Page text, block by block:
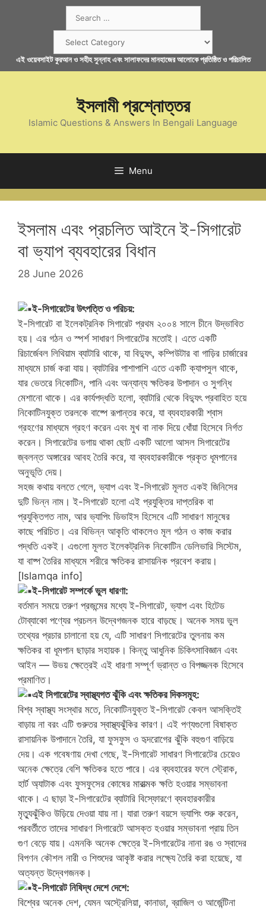
for:
এই ওয়েবসাইট কুরআন ও সহীহ সুন্নাহ এবং সালাফদের মানহাজের আলোকে প্রতিষ্ঠিত ও পরিচালিত
ইসলামী প্রশ্নোত্তর
Islamic Questions & Answers In Bengali Language
Menu
ইসলাম এবং প্রচলিত আইনে ই-সিগারেট
বা ভ্যাপ ব্যবহারের বিধান
28 June 2026
ই-সিগারেটের উৎপত্তি ও পরিচয়:
ই-সিগারেট বা ইলেকট্রনিক সিগারেট প্রথম ২০০৪ সালে চীনে উদ্ভাবিত
হয়। এর গঠন ও স্পর্শ সাধারণ সিগারেটের মতোই। এতে একটি
রিচার্জেবল লিথিয়াম ব্যাটারি থাকে, যা বিদ্যুৎ, কম্পিউটার বা গাড়ির চার্জারের
মাধ্যমে চার্জ করা যায়। ব্যাটারির পাশাপাশি এতে একটি ক্যাপসুল থাকে,
যার ভেতরে নিকোটিন, পানি এবং অন্যান্য ক্ষতিকর উপাদান ও সুগন্ধি
মেশানো থাকে। এর কার্যপদ্ধতি হলো, ব্যাটারি থেকে বিদ্যুৎ প্রবাহিত হয়ে
নিকোটিনযুক্ত তরলকে বাষ্পে রূপান্তর করে, যা ব্যবহারকারী শ্বাস
গ্রহণের মাধ্যমে গ্রহণ করেন এবং মুখ বা নাক দিয়ে ধোঁয়া হিসেবে নির্গত
করেন। সিগারেটের ডগায় থাকা ছোট একটি আলো আসল সিগারেটের
জ্বলন্ত অঙ্গারের আবহ তৈরি করে, যা ব্যবহারকারীকে প্রকৃত ধূমপানের
অনুভূতি দেয়।
সহজ কথায় বলতে গেলে, ভ্যাপ এবং ই-সিগারেট মূলত একই জিনিসের
দুটি ভিন্ন নাম। ই-সিগারেট হলো এই প্রযুক্তির দাপ্তরিক বা
প্রযুক্তিগত নাম, আর ভ্যাপিং ডিভাইস হিসেবে এটি সাধারণ মানুষের
কাছে পরিচিত। এর বিভিন্ন আকৃতি থাকলেও মূল গঠন ও কাজ করার
পদ্ধতি একই। এগুলো মূলত ইলেকট্রনিক নিকোটিন ডেলিভারি সিস্টেম,
যা বাষ্প তৈরির মাধ্যমে শরীরে ক্ষতিকর রাসায়নিক প্রবেশ করায়।
[Islamqa info]
ই-সিগারেট সম্পর্কে ভুল ধারণা:
বর্তমান সময়ে তরুণ প্রজন্মের মধ্যে ই-সিগারেট, ভ্যাপ এবং হিটেড
টোব্যাকো পণ্যের প্রচলন উদ্বেগজনক হারে বাড়ছে। অনেক সময় ভুল
তথ্যের প্রচার চালানো হয় যে, এটি সাধারণ সিগারেটের তুলনায় কম
ক্ষতিকর বা ধূমপান ছাড়ার সহায়ক। কিন্তু আধুনিক চিকিৎসাবিজ্ঞান এবং
আইন — উভয় ক্ষেত্রেই এই ধারণা সম্পূর্ণ ভ্রান্ত ও বিপজ্জনক হিসেবে
প্রমাণিত।
এই সিগারেটের স্বাস্থ্যগত ঝুঁকি এবং ক্ষতিকর দিকসমূহ:
বিশ্ব স্বাস্থ্য সংস্থার মতে, নিকোটিনযুক্ত ই-সিগারেট কেবল আসক্তিই
বাড়ায় না বরং এটি গুরুতর স্বাস্থ্যঝুঁকির কারণ। এই পণ্যগুলো বিষাক্ত
রাসায়নিক উপাদানে তৈরি, যা ফুসফুস ও হৃদরোগের ঝুঁকি বহুগুণ বাড়িয়ে
দেয়। এক গবেষণায় দেখা গেছে, ই-সিগারেট সাধারণ সিগারেটের চেয়েও
অনেক ক্ষেত্রে বেশি ক্ষতিকর হতে পারে। এর ব্যবহারের ফলে স্ট্রোক,
হার্ট অ্যাটাক এবং ফুসফুসের কোষের মারাত্মক ক্ষতি হওয়ার সম্ভাবনা
থাকে। এ ছাড়া ই-সিগারেটের ব্যাটারি বিস্ফোরণে ব্যবহারকারীর
মৃত্যুঝুঁকিও উড়িয়ে দেওয়া যায় না। যারা তরুণ বয়সে ভ্যাপিং শুরু করেন,
পরবর্তীতে তাদের সাধারণ সিগারেটে আসক্ত হওয়ার সম্ভাবনা প্রায় তিন
গুণ বেড়ে যায়। এমনকি অনেক ক্ষেত্রে ই-সিগারেটের নানা রঙ ও স্বাদের
বিপণন কৌশল নারী ও শিশুদের আকৃষ্ট করার লক্ষ্যে তৈরি করা হয়েছে, যা
অত্যন্ত উদ্বেগজনক।
ই-সিগারেট নিষিদ্ধ দেশে দেশে:
বিশ্বের অনেক দেশ, যেমন অস্ট্রেলিয়া, কানাডা, ব্রাজিল ও আর্জেন্টিনা